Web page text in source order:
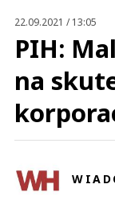
22.09.2021 / 13:05
PIH:
na